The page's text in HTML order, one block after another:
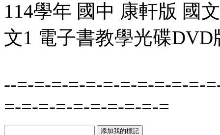
114學年 國中 康軒版 國
文1 電子書教學光碟DVD
--=-=-=-=-=-=-=-=-=-=-=-
=-=-=-=-=-=-=-=-=-=